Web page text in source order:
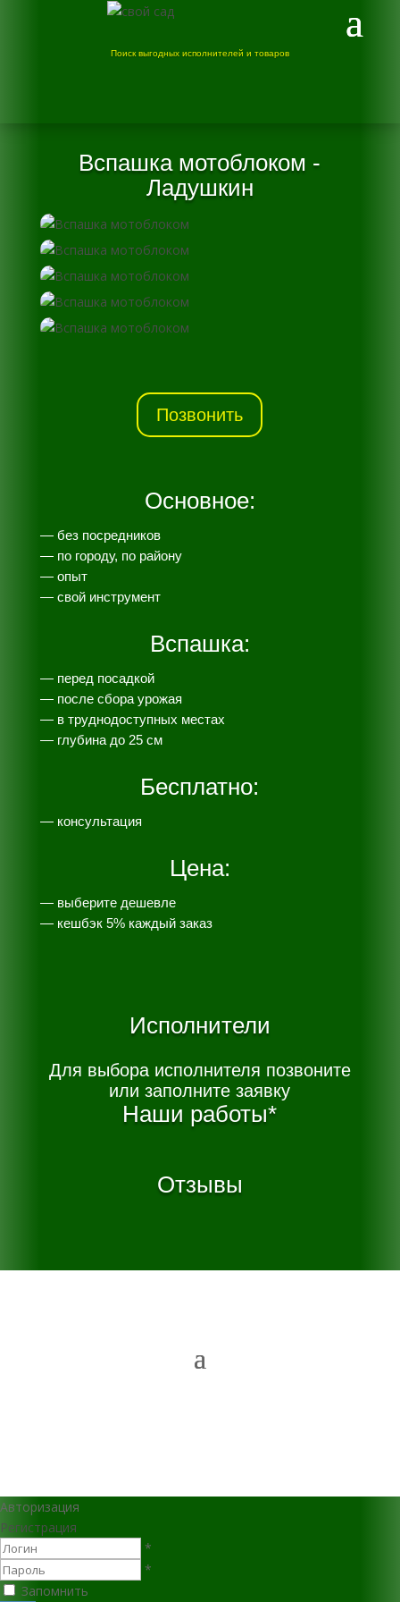
Поиск выгодных исполнителей и товаров
Вспашка мотоблоком -
Ладушкин
Позвонить
Основное:
— без посредников
— по городу, по району
— опыт
— свой инструмент
Вспашка:
— перед посадкой
— после сбора урожая
— в труднодоступных местах
— глубина до 25 см
Бесплатно:
— консультация
Цена:
— выберите дешевле
— кешбэк 5% каждый заказ
Исполнители
Для выбора исполнителя позвоните
или заполните заявку
Наши работы*
Отзывы
Авторизация
Регистрация
*
*
Запомнить